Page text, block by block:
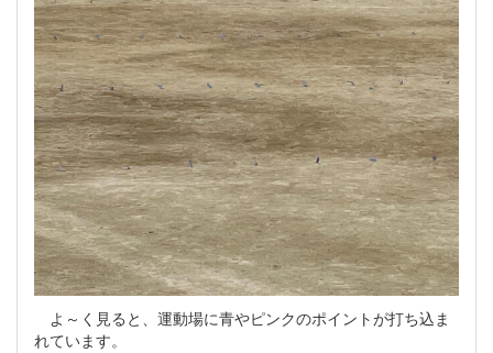
よ～く見ると、運動場に青やピンクのポイントが打ち込ま
れています。